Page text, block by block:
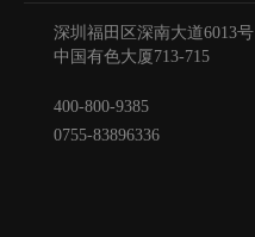
深圳福田区深南大道6013号
中国有色大厦713-715
400-800-9385
0755-83896336